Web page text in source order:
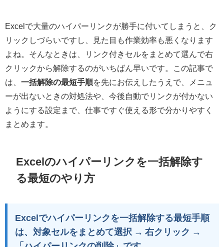
Excelで大量のハイパーリンクが勝手に付いてしまうと、ク
リックしづらいですし、見た目も作業効率も悪くなります
よね。そんなときは、リンク付きセルをまとめて選んで右
クリックから解除するのがいちばん早いです。この記事で
は、 一括解除の最短手順を先にお伝えしたうえで、メニュ
ーが出ないときの対処法や、今後自動でリンクが付かない
ようにする設定まで、仕事ですぐ使える形で分かりやすく
まとめます。
Excelのハイパーリンクを一括解除す
る最短のやり方
Excelでハイパーリンクを一括解除する最短手順
は、対象セルをまとめて選択 → 右クリック →